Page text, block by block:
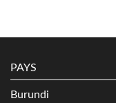
PAYS
Burundi